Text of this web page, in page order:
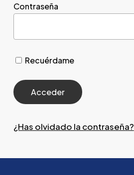
Contraseña
Recuérdame
¿Has olvidado la contraseña?